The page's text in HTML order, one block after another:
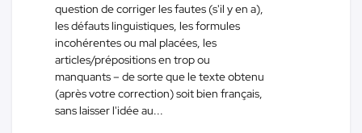
question de corriger les fautes (s'il y en a),
les défauts linguistiques, les formules
incohérentes ou mal placées, les
articles/prépositions en trop ou
manquants – de sorte que le texte obtenu
(après votre correction) soit bien français,
sans laisser l'idée au...